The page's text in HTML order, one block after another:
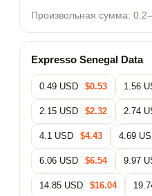
Произвольная сумма:
Expresso Senegal Data
0.49 USD $0.53 1.56
2.15 USD $2.32 2.74
4.1 USD $4.43 4.69
6.06 USD $6.54 9.97
14.85 USD $16.04